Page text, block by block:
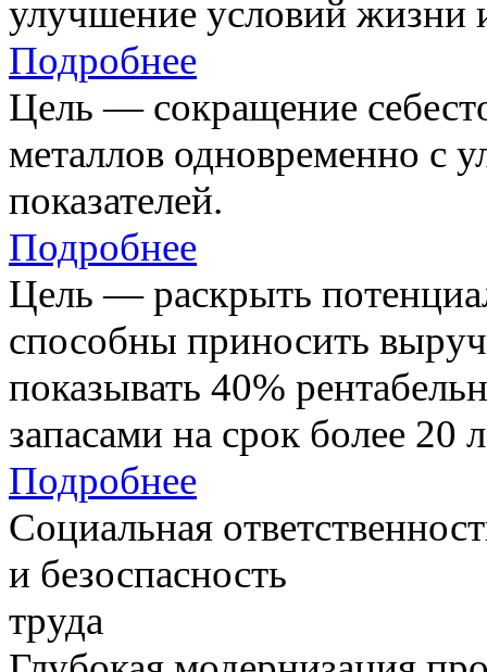
улучшение условий жизни
Подробнее
Цель — сокращение
металлов одновременно с
показателей.
Подробнее
Цель — раскрыть
способны приносить
показывать 40%
запасами на срок более 20
Подробнее
Социальная
и безоспасность
труда